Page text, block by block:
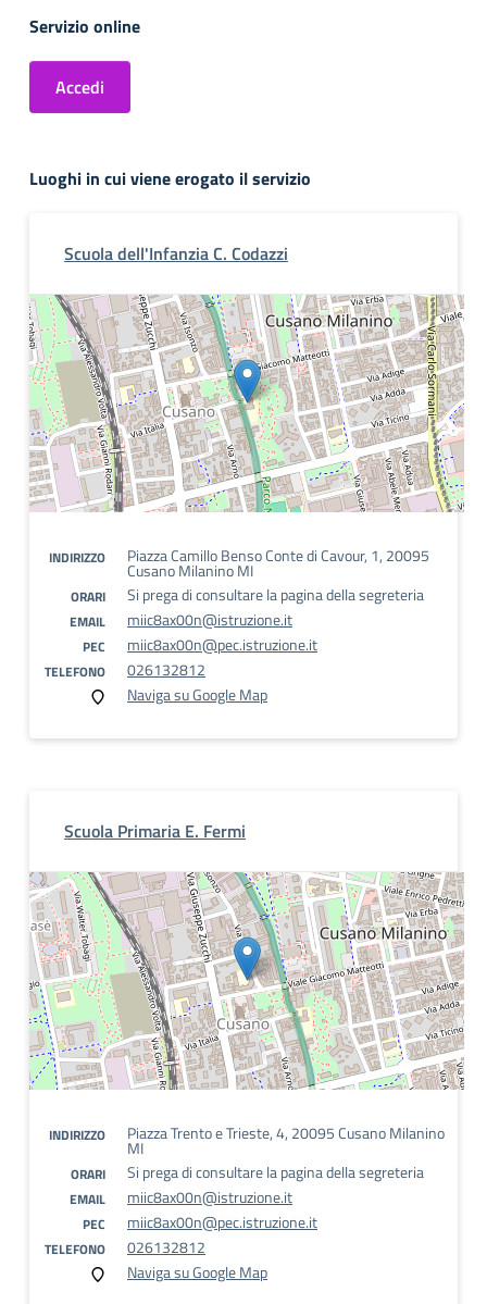
Servizio online
Accedi
Luoghi in cui viene erogato il servizio
Scuola dell'Infanzia C. Codazzi
INDIRIZZO Piazza Camillo Benso Conte di Cavour, 1, 20095
Cusano Milanino MI
ORARI Si prega di consultare la pagina della segreteria
EMAIL miic8ax00n@istruzione.it
PEC miic8ax00n@pec.istruzione.it
TELEFONO
026132812
Naviga su Google Map
Scuola Primaria E. Fermi
INDIRIZZO Piazza Trento e Trieste, 4, 20095 Cusano Milanino
MI
ORARI Si prega di consultare la pagina della segreteria
EMAIL miic8ax00n@istruzione.it
PEC miic8ax00n@pec.istruzione.it
TELEFONO
026132812
Naviga su Google Map